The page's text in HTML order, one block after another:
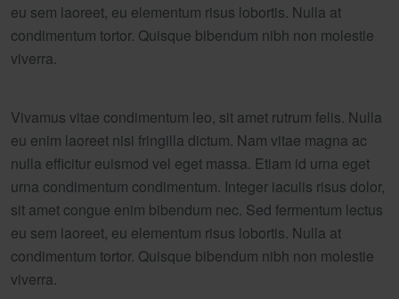
eu sem laoreet, eu elementum risus lobortis. Nulla at
condimentum tortor. Quisque bibendum nibh non molestie
viverra.
Vivamus vitae condimentum leo, sit amet rutrum felis. Nulla
eu enim laoreet nisi fringilla dictum. Nam vitae magna ac
nulla efficitur euismod vel eget massa. Etiam id urna eget
urna condimentum condimentum. Integer iaculis risus dolor,
sit amet congue enim bibendum nec. Sed fermentum lectus
eu sem laoreet, eu elementum risus lobortis. Nulla at
condimentum tortor. Quisque bibendum nibh non molestie
viverra.